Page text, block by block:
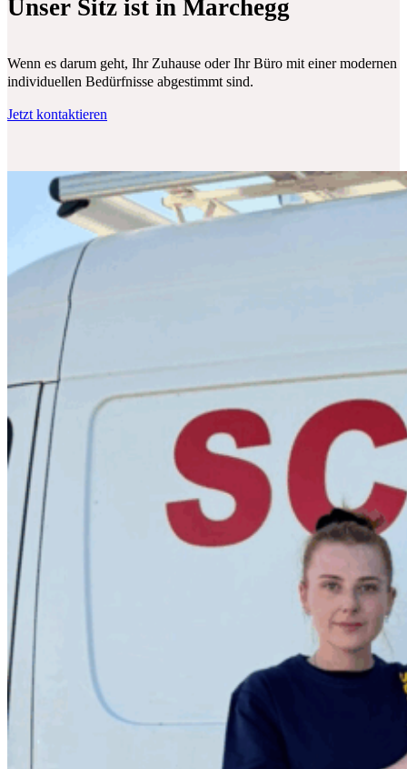
Unser Sitz ist in Marchegg
Wenn es darum geht, Ihr Zuhause oder Ihr Büro mit einer
individuellen Bedürfnisse abgestimmt sind.
Jetzt kontaktieren